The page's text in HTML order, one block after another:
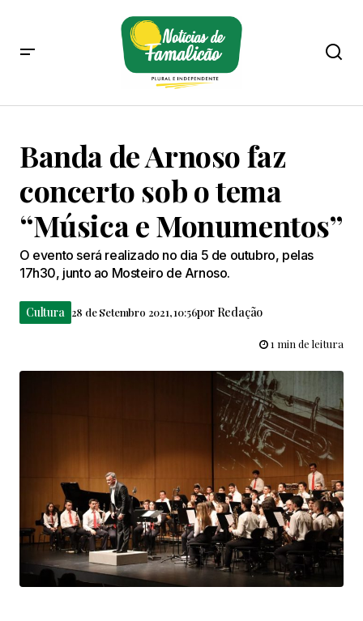
Banda de Arnoso faz
concerto sob o tema
“Música e Monumentos”
O evento será realizado no dia 5 de outubro, pelas
17h30, junto ao Mosteiro de Arnoso.
Cultura 28 de Setembro 2021, 10:56por Redação
1 min de leitura